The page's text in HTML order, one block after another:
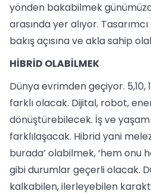
yönden bakabilmek
arasında yer alıyor.
bakış açısına ve akla sahip
HİBRİD OLABİLMEK
Dünya evrimden geçiyor. 5,10,
farklı olacak. Dijital, robot,
dönüştürebilecek. İş ve yaşam
farklılaşacak. Hibrid yani
burada’ olabilmek, ‘hem onu
gibi durumlar geçerli olacak.
kalkabilen, ilerleyebilen